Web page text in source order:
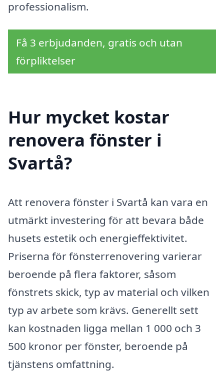
professionalism.
Få 3 erbjudanden, gratis och utan
förpliktelser
Hur mycket kostar
renovera fönster i
Svartå?
Att renovera fönster i Svartå kan vara en
utmärkt investering för att bevara både
husets estetik och energieffektivitet.
Priserna för fönsterrenovering varierar
beroende på flera faktorer, såsom
fönstrets skick, typ av material och vilken
typ av arbete som krävs. Generellt sett
kan kostnaden ligga mellan 1 000 och 3
500 kronor per fönster, beroende på
tjänstens omfattning.